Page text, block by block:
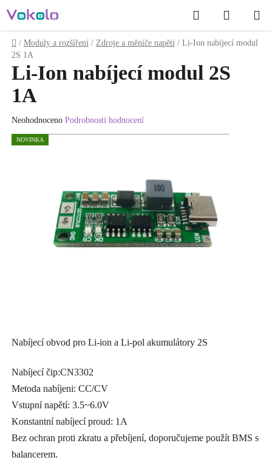
na
obsah
Hledat
KOŠÍK
Domů
/ Moduly a rozšíření / Zdroje a měniče napětí / Li-Ion nabíjecí modul
2S 1A
Nabíjecí obvod pro Li-ion a Li-pol akumulátory 2S
Nabíjecí čip:CN3302
Metoda nabíjeni: CC/CV
Vstupní napětí: 3.5~6.0V
Konstantní nabíjecí proud: 1A
Bez ochran proti zkratu a přebíjení, doporučujeme použít BMS s
balancerem.
Li-Ion nabíjecí modul 2S
1A
Průměrné
hodnocení
produktu
Neohodnoceno Podrobnosti hodnocení
NOVINKA